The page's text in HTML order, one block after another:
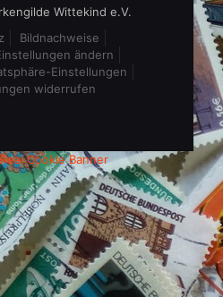
Wittekind e.V.
Bildnachweise
ändern
Einstellungen
widerrufen
Cookie Banner